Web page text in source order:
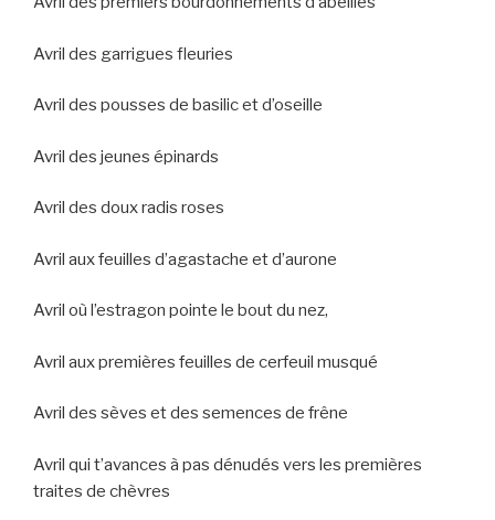
Avril des garrigues fleuries
Avril des pousses de basilic et d’oseille
Avril des jeunes épinards
Avril des doux radis roses
Avril aux feuilles d’agastache et d’aurone
Avril où l’estragon pointe le bout du nez,
Avril aux premières feuilles de cerfeuil musqué
Avril des sèves et des semences de frêne
Avril qui t’avances à pas dénudés vers les premières
traites de chèvres